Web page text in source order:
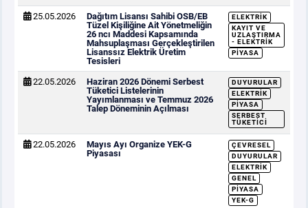
25.05.2026
Dağıtım Lisansı Sahibi OSB/EB
Tüzel Kişiliğine Ait Yönetmeliğin
26 ncı Maddesi Kapsamında
Mahsuplaşması Gerçekleştirilen
Lisanssız Elektrik Üretim
Tesisleri
ELEKTRIK
KAYIT VE
UZLAŞTIRMA
- ELEKTRIK
PIYASA
22.05.2026
Haziran 2026 Dönemi Serbest
Tüketici Listelerinin
Yayımlanması ve Temmuz 2026
Talep Döneminin Açılması
DUYURULAR
ELEKTRIK
PIYASA
SERBEST
TÜKETICI
22.05.2026
Mayıs Ayı Organize YEK-G
Piyasası
ÇEVRESEL
DUYURULAR
ELEKTRIK
GENEL
PIYASA
YEK-G